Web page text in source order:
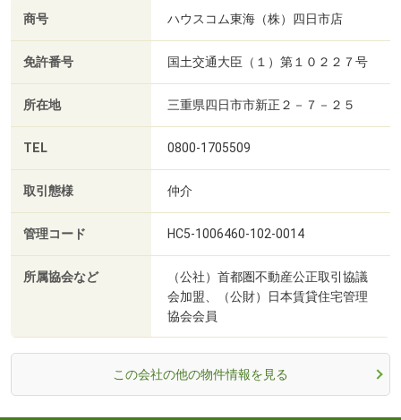
商号 ハウスコム東海（株）四日市店
免許番号 国土交通大臣（１）第１０２２７号
所在地 三重県四日市市新正２－７－２５
TEL 0800-1705509
取引態様 仲介
管理コード HC5-1006460-102-0014
所属協会など
（公社）首都圏不動産公正取引協議
会加盟、（公財）日本賃貸住宅管理
協会会員
この会社の他の物件情報を見る